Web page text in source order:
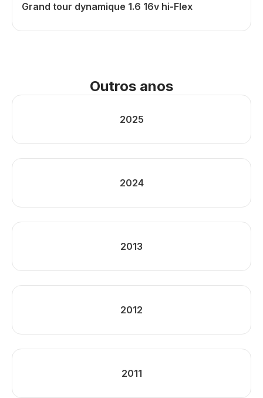
Grand tour dynamique 1.6 16v hi-Flex
Outros anos
2025
2024
2013
2012
2011